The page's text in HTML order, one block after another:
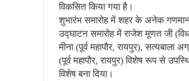
विकसित किया गया है।
शुभारंभ समारोह में शहर के अनेक
उद्घाटन समारोह में राजेश मूणत जी
मीना (पूर्व महापौर, रायपुर), सत्यबाला
(पूर्व महापौर, रायपुर) विशेष रूप से
विशेष बना दिया।